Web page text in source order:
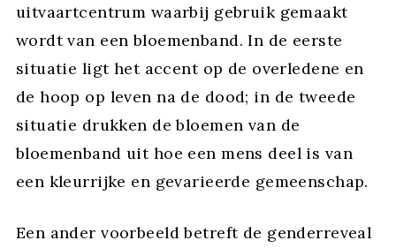
uitvaartcentrum waarbij gebruik gemaakt
wordt van een bloemenband. In de eerste
situatie ligt het accent op de overledene en
de hoop op leven na de dood; in de tweede
situatie drukken de bloemen van de
bloemenband uit hoe een mens deel is van
een kleurrijke en gevarieerde gemeenschap.
Een ander voorbeeld betreft de genderreveal